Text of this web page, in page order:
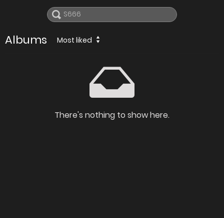
Albums Most liked
There's nothing to show here.